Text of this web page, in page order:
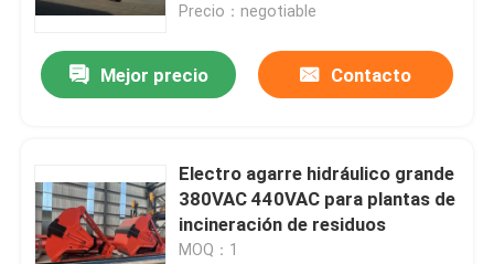
Precio：negotiable
Mejor precio Contacto
Electro agarre hidráulico grande
380VAC 440VAC para plantas de
incineración de residuos
MOQ：1